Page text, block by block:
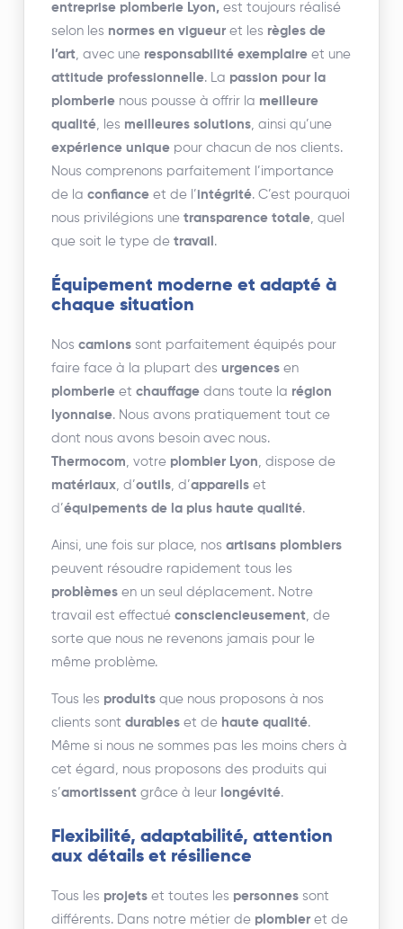
entreprise plomberie Lyon, est toujours réalisé
selon les normes en vigueur et les règles de
l’art, avec une responsabilité exemplaire et une
attitude professionnelle. La passion pour la
plomberie nous pousse à offrir la meilleure
qualité, les meilleures solutions, ainsi qu’une
expérience unique pour chacun de nos clients.
Nous comprenons parfaitement l’importance
de laconfiance et de l’ intégrité. C’est pourquoi
nous privilégions unetransparence totale, quel
que soit le type detravail .
Équipement moderne et adapté à
chaque situation
Noscamions sont parfaitement équipés pour
faire face à la plupart desurgences en
plomberie etchauffage dans toute la région
lyonnaise. Nous avons pratiquement tout ce
dont nous avons besoin avec nous.
Thermocom, votre plombier Lyon, dispose de
matériaux, d’outils, d’appareils et
d’équipements de la plus haute qualité.
Ainsi, une fois sur place, nosartisans plombiers
peuvent résoudre rapidement tous les
problèmes en un seul déplacement. Notre
travail est effectuéconsciencieusement, de
sorte que nous ne revenons jamais pour le
même problème.
Tous les produits que nous proposons à nos
clients sontdurables et de haute qualité.
Même si nous ne sommes pas les moins chers à
cet égard, nous proposons des produits qui
s’amortissent grâce à leur longévité.
Flexibilité, adaptabilité, attention
aux détails et résilience
Tous les projets et toutes les personnes sont
différents. Dans notre métier de plombier et de